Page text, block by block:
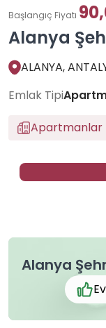
Alanya
Başlangıç Fiyatı
ALANYA,
Emlak Tipi
Apartmanlar
Alanya